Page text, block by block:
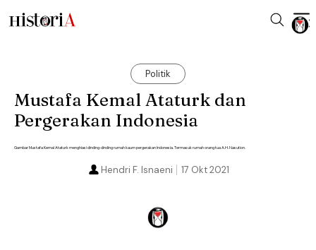
Politik
Mustafa Kemal Ataturk dan
Pergerakan Indonesia
Gambar Mustafa Kemal Ataturk menghiasi dinding-dinding rumah kaum pergerakan Indonesia. Termasuk rumah orang tua A.H. Nasution.
17 Okt 2021
Hendri F. Isnaeni